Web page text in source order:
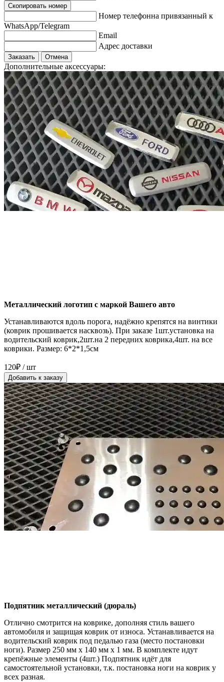
Скопировать номер
Номер телефонна привязанный к
WhatsApp/Telegram
Email
Адрес доставки
Заказать Отмена
Дополнительные аксессуары:
Металлический логотип с маркой Вашего авто
Устанавливаются вдоль порога, надёжно крепятся на винтики
(коврик прошивается насквозь). При заказе 1шт.установка на
водительский коврик,2шт.на 2 передних коврика,4шт. на все
коврики. Размер: 6*2*1,5см
120₽ / шт
Добавить к заказу
Подпятник металлический (дюраль)
Отлично смотрится на коврике, дополняя стиль вашего
автомобиля и защищая коврик от износа. Устанавливается на
водительский коврик под педалью газа (место постановки
ноги). Размер 250 мм x 140 мм x 1 мм. В комплекте идут
крепёжные элементы (4шт.) Подпятник идёт для
самостоятельной установки, т.к. постановка ноги на коврик у
всех разная.